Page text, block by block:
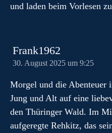
und laden beim Vorlesen
Frank1962
30. August 2025 um 9:25
Morgel und die Abenteuer
Jung und Alt auf eine
den Thüringer Wald. Im
aufgeregte Rehkitz, das